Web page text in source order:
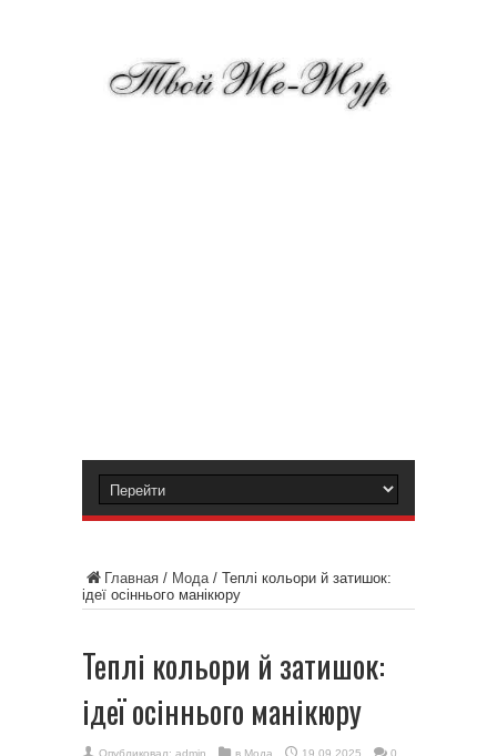
Главная / Мода/ Теплі кольори й затишок:
ідеї осіннього манікюру
Теплі кольори й затишок:
ідеї осіннього манікюру
Опубликовал: admin в Мода 19.09.2025
0